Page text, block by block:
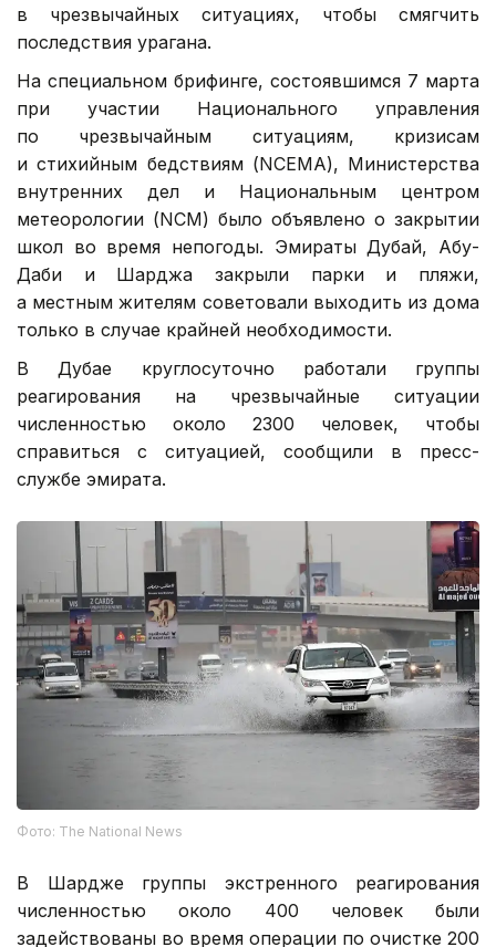
в чрезвычайных ситуациях, чтобы смягчить
последствия урагана.
На специальном брифинге, состоявшимся 7 марта
при участии Национального управления
по чрезвычайным ситуациям, кризисам
и стихийным бедствиям (NCEMA), Министерства
внутренних дел и Национальным центром
метеорологии (NCM) было объявлено о закрытии
школ во время непогоды. Эмираты Дубай, Абу-
Даби и Шарджа закрыли парки и пляжи,
а местным жителям советовали выходить из дома
только в случае крайней необходимости.
В Дубае круглосуточно работали группы
реагирования на чрезвычайные ситуации
численностью около 2300 человек, чтобы
справиться с ситуацией, сообщили в пресс-
службе эмирата.
Фото: The National News
В Шардже группы экстренного реагирования
численностью около 400 человек были
задействованы во время операции по очистке 200